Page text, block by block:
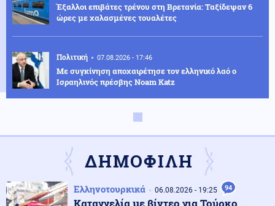
Έξαλλοι επιβάτες τρένου στη Βρετανία: Ταξίδεψαν 6
ώρες με χαλασμένες τουαλέτες
Πολιτική 07.08.2026 - 17:46
Με συγκίνηση αποχαιρέτησε τον ελληνικό λαό ο
Ισραηλινός πρέσβης Noam Katz
07.08.2026 - 17:42
Φωτιά στην Ερμακιά Κοζάνης - Συνδράμουν 3
αεροσκάφη
Αθλητισμός 07.08.2026 - 17:33
Η ομοσπονδία ποδοσφαίρου της Αργεντινής στηρίζει
ΔΗΜΟΦΙΛΗ
Ελληνοτουρκικά 06.08.2026 - 19:25 94